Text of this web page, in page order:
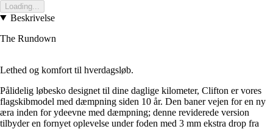
Loading...
Beskrivelse
The Rundown
Lethed og komfort til hverdagsløb.
Pålidelig løbesko designet til dine daglige kilometer, Clifton er vores
flagskibmodel med dæmpning siden 10 år. Den baner vejen for en ny
æra inden for ydeevne med dæmpning; denne reviderede version
tilbyder en fornyet oplevelse under foden med 3 mm ekstra drop fra